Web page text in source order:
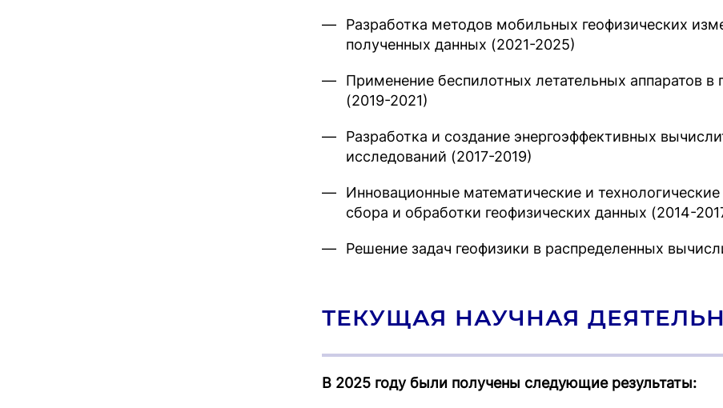
Разработка методов мобильных геофизических
полученных данных (2021-2025)
Применение беспилотных летательных аппаратов в
(2019-2021)
Разработка и создание энергоэффективных
исследований (2017-2019)
Инновационные математические и
сбора и обработки геофизических данных (2014-
Решение задач геофизики в распределенных
ТЕКУЩАЯ НАУЧНАЯ
В 2025 году были получены следующие результаты: